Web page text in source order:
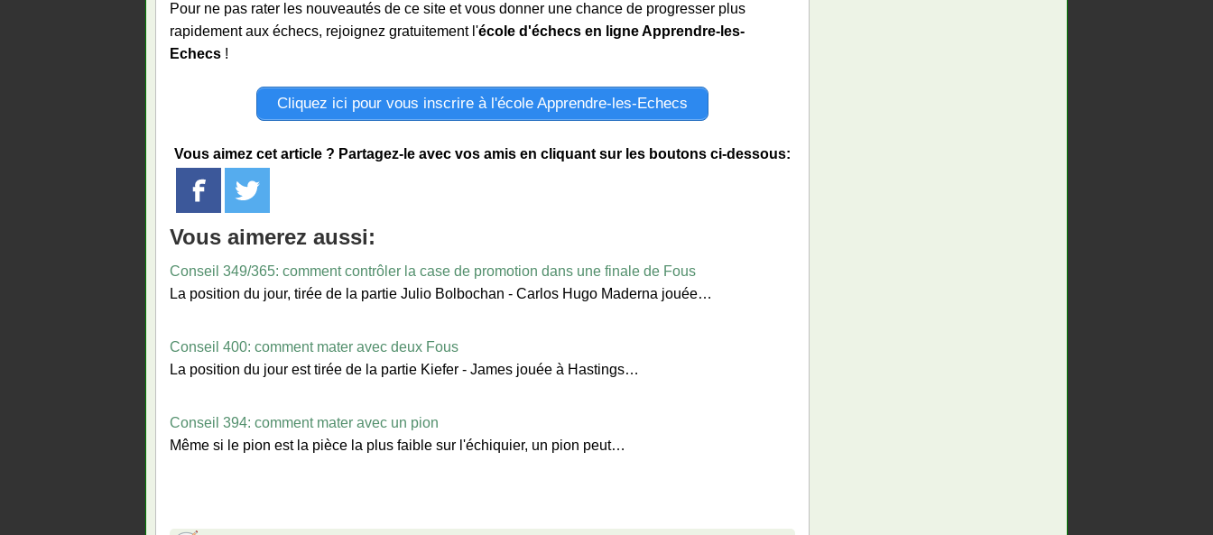
Pour ne pas rater les nouveautés de ce site et vous donner une chance de progresser plus
rapidement aux échecs, rejoignez gratuitement l'école d'échecs en ligne Apprendre-les-
Echecs !
Cliquez ici pour vous inscrire à l'école Apprendre-les-Echecs
Vous aimez cet article ? Partagez-le avec vos amis en cliquant sur les boutons ci-dessous:
Vous aimerez aussi:
Conseil 349/365: comment contrôler la case de promotion dans une finale de Fous
La position du jour, tirée de la partie Julio Bolbochan - Carlos Hugo Maderna jouée…
Conseil 400: comment mater avec deux Fous
La position du jour est tirée de la partie Kiefer - James jouée à Hastings…
Conseil 394: comment mater avec un pion
Même si le pion est la pièce la plus faible sur l'échiquier, un pion peut…